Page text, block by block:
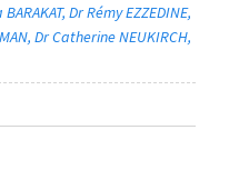
Dr Rémy EZZEDINE
Dr Catherine NEUKIRCH